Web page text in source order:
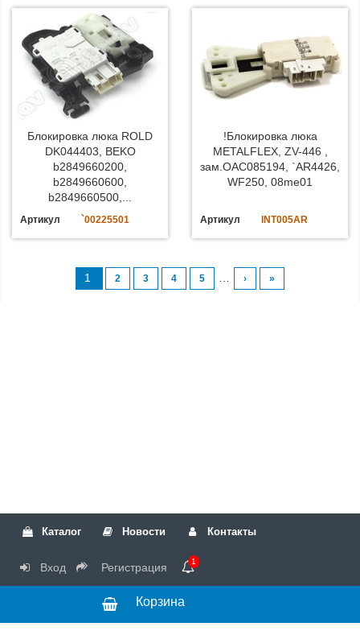
Блокировка люка ROLD
DK044403, BEKO
b2849660200,
b2849660600,
b2849660500,...
Артикул `00225501
!Блокировка люка
METALFLEX, ZV-446 ,
зам.OAC085194, `AR4426,
WF250, 08me01
Артикул INT005AR
1 2 3 4 5 › »
Каталог Новости Контакты
Вход Регистрация 1
Корзина